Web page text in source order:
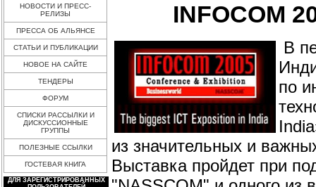
НОВОСТИ И ПРЕСС-
РЕЛИЗЫ
ПРЕССА ОБ АЛЬЯНСЕ
СТАТЬИ И ПУБЛИКАЦИИ
НОВОЕ НА САЙТЕ
ТЕНДЕРЫ
ФОРУМ
СПИСКИ РАССЫЛКИ И
ДИСКУССИОННЫЕ
ГРУППЫ
ПОЛЕЗНЫЕ ССЫЛКИ
ГОСТЕВАЯ КНИГА
ДЛЯ ЗАРЕГИСТРИРОВАННЫХ
INFOCOM
В
по
из значительных и
Выставка пройдет при